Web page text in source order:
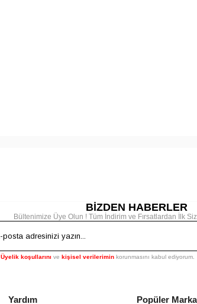
BİZDEN HABERLER
Bültenimize Üye Olun ! Tüm İndirim ve Fırsatlardan İlk
Üyelik koşullarını ve kişisel verilerimin korunmasını kabul ediyorum.
Yardım Popüler